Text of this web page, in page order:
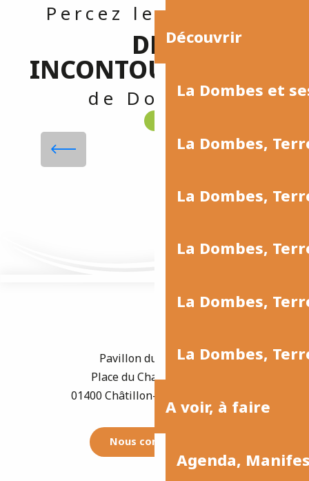
Découvrir
La Dombes et
La Dombes,
La Dombes,
La Dombes,
La Dombes,
La Dombes,
A voir, à faire
Agenda,
Percez les secrets
DES
INCONTOURNABLES
de Dombes
Le Parc des Oiseaux
Lire la suite
Pavillon du Tourisme
Place du Champ de Foire
01400 Châtillon-sur-Chalaronne
Nous contacter